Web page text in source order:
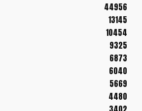
44956
13145
10454
9325
6873
6040
5669
4480